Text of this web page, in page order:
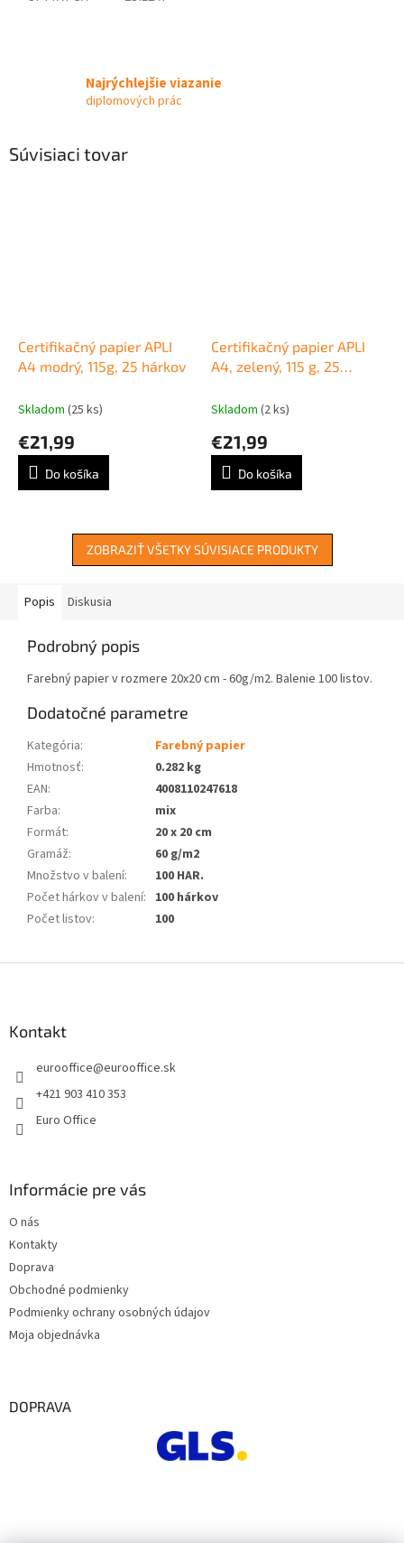
Najrýchlejšie viazanie
diplomových prác
Súvisiaci tovar
Certifikačný papier APLI
A4 modrý, 115g, 25 hárkov
Skladom (25 ks)
€21,99
Do košíka
Certifikačný papier APLI
A4, zelený, 115 g, 25
Skladom (2 ks)
€21,99
Do košíka
ZOBRAZIŤ VŠETKY SÚVISIACE PRODUKTY
Popis Diskusia
Podrobný popis
Farebný papier v rozmere 20x20 cm - 60g/m2. Balenie 100 listov.
Dodatočné parametre
Kategória:
Farebný papier
Hmotnosť:
0.282 kg
EAN:
4008110247618
Farba:
mix
Formát:
20 x 20 cm
Gramáž:
60 g/m2
Množstvo v balení:
100 HAR.
Počet hárkov v balení: 100 hárkov
Počet listov: 100
Kontakt
eurooffice@eurooffice.sk
+421 903 410 353
Euro Office
Informácie pre vás
O nás
Kontakty
Doprava
Obchodné podmienky
Podmienky ochrany osobných údajov
Moja objednávka
DOPRAVA